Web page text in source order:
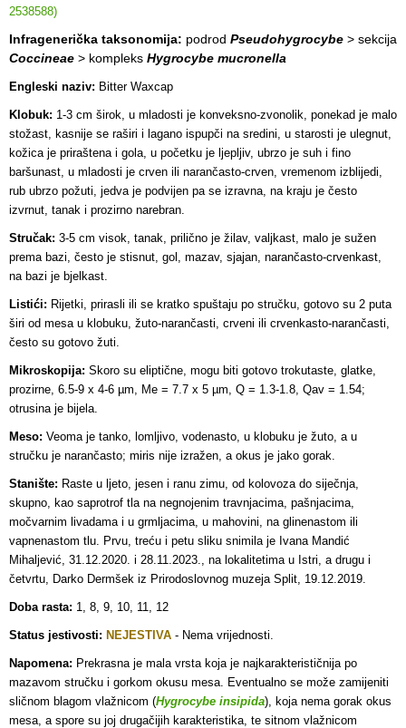
2538588)
Infragenerička taksonomija: podrod Pseudohygrocybe > sekcija
Coccineae > kompleks Hygrocybe mucronella
Engleski naziv: Bitter Waxcap
Klobuk: 1-3 cm širok, u mladosti je konveksno-zvonolik, ponekad je malo
stožast, kasnije se raširi i lagano ispupči na sredini, u starosti je ulegnut,
kožica je priraštena i gola, u početku je ljepljiv, ubrzo je suh i fino
baršunast, u mladosti je crven ili narančasto-crven, vremenom izblijedi,
rub ubrzo požuti, jedva je podvijen pa se izravna, na kraju je često
izvrnut, tanak i prozirno narebran.
Stručak: 3-5 cm visok, tanak, prilično je žilav, valjkast, malo je sužen
prema bazi, često je stisnut, gol, mazav, sjajan, narančasto-crvenkast,
na bazi je bjelkast.
Listići: Rijetki, prirasli ili se kratko spuštaju po stručku, gotovo su 2 puta
širi od mesa u klobuku, žuto-narančasti, crveni ili crvenkasto-narančasti,
često su gotovo žuti.
Mikroskopija: Skoro su eliptične, mogu biti gotovo trokutaste, glatke,
prozirne, 6.5-9 x 4-6 µm, Me = 7.7 x 5 µm, Q = 1.3-1.8, Qav = 1.54;
otrusina je bijela.
Meso: Veoma je tanko, lomljivo, vodenasto, u klobuku je žuto, a u
stručku je narančasto; miris nije izražen, a okus je jako gorak.
Stanište: Raste u ljeto, jesen i ranu zimu, od kolovoza do siječnja,
skupno, kao saprotrof tla na negnojenim travnjacima, pašnjacima,
močvarnim livadama i u grmljacima, u mahovini, na glinenastom ili
vapnenastom tlu. Prvu, treću i petu sliku snimila je Ivana Mandić
Mihaljević, 31.12.2020. i 28.11.2023., na lokalitetima u Istri, a drugu i
četvrtu, Darko Dermšek iz Prirodoslovnog muzeja Split, 19.12.2019.
Doba rasta: 1, 8, 9, 10, 11, 12
Status jestivosti: NEJESTIVA - Nema vrijednosti.
Napomena: Prekrasna je mala vrsta koja je najkarakterističnija po
mazavom stručku i gorkom okusu mesa. Eventualno se može zamijeniti
sličnom blagom vlažnicom (Hygrocybe insipida), koja nema gorak okus
mesa, a spore su joj drugačijih karakteristika, te sitnom vlažnicom